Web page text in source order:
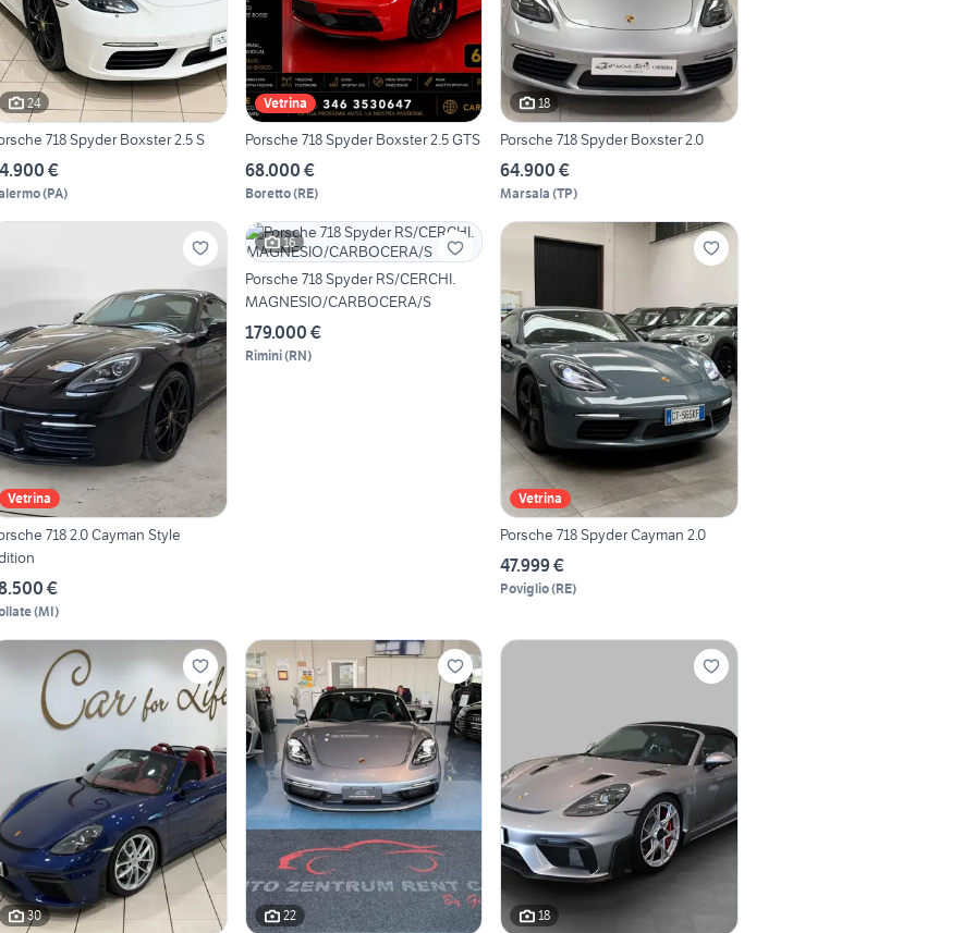
24
718 Spyder Boxster 2.5 S
€
(PA)
Vetrina
Porsche 718 Spyder Boxster 2.5 GTS
68.000 €
Boretto(RE)
18
Porsche 718 Spyder Boxster 2.0
64.900 €
Marsala (TP)
Vetrina
718 2.0 Cayman Style
€
(MI)
16
Porsche 718 Spyder RS/CERCHI.
MAGNESIO/CARBOCERA/S
179.000 €
Rimini(RN)
Vetrina
Porsche 718 Spyder Cayman 2.0
47.999 €
Poviglio(RE)
30 22 18